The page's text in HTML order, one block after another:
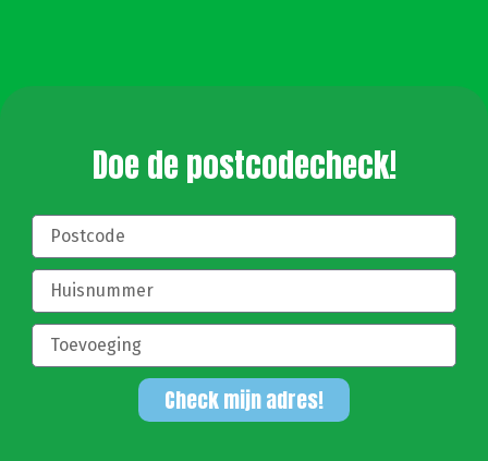
Doe de postcodecheck!
Check mijn adres!